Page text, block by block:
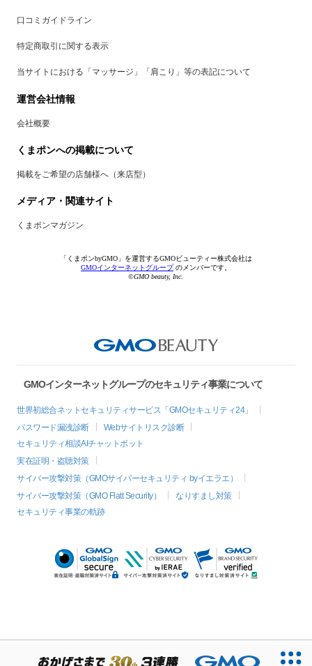
口コミガイドライン
特定商取引に関する表示
当サイトにおける「マッサージ」「肩こり」等の表記について
運営会社情報
会社概要
くまポンへの掲載について
掲載をご希望の店舗様へ（来店型）
メディア・関連サイト
くまポンマガジン
「くまポンbyGMO」を運営するGMOビューティー株式会社は
GMOインターネットグループのメンバーです。
©GMO beauty, Inc.
GMOインターネットグループのセキュリティ事業について
世界初総合ネットセキュリティサービス「GMOセキュリティ24」
パスワード漏洩診断
Webサイトリスク診断
セキュリティ相談AIチャットボット
実在証明・盗聴対策
サイバー攻撃対策（GMOサイバーセキュリティ byイエラエ）
サイバー攻撃対策（GMO Flatt Security）
なりすまし対策
セキュリティ事業の軌跡